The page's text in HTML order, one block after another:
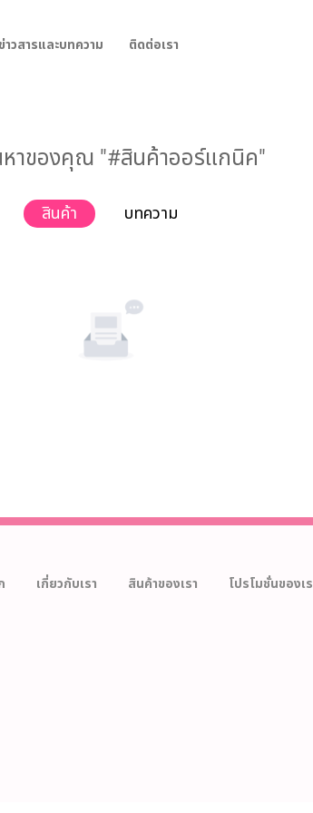
าวสารและบทความ ติดต่อเรา
าของคุณ "#สินค้าออร์แกนิค"
สินค้า บทความ
เกี่ยวกับเรา สินค้าของเรา โปรโมชั่นของเ